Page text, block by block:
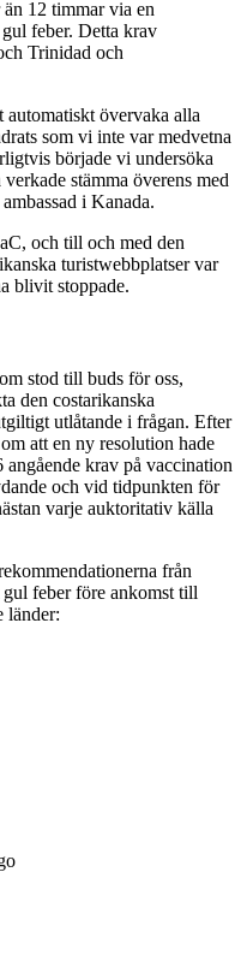
12 timmar via en
feber. Detta krav
Trinidad och
övervaka alla
som vi inte var medvetna
började vi undersöka
stämma överens med
i Kanada.
och till och med den
turistwebbplatser var
blivit stoppade.
stod till buds för oss,
den costarikanska
utlåtande i frågan. Efter
att en ny resolution hade
krav på vaccination
och vid tidpunkten för
varje auktoritativ källa
från
feber före ankomst till
länder: